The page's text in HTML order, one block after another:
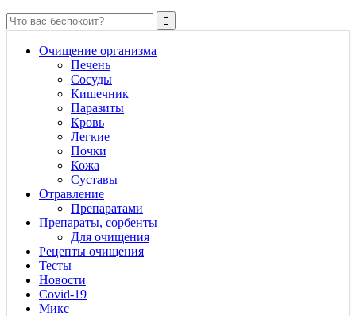
Очищение организма
Печень
Сосуды
Кишечник
Паразиты
Кровь
Легкие
Почки
Кожа
Суставы
Отравление
Препаратами
Препараты, сорбенты
Для очищения
Рецепты очищения
Тесты
Новости
Covid-19
Микс